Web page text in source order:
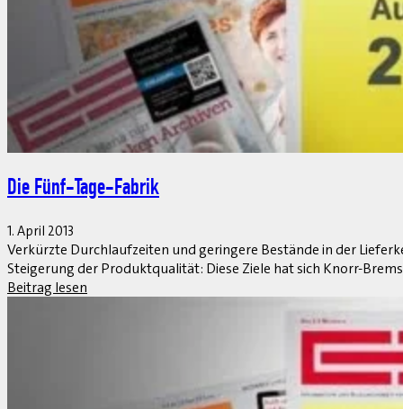
viel Lizenzgebühren kosten, denn EhP-Funktionen können